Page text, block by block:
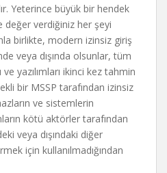
Yeterince büyük bir hendek
verdiğiniz her şeyi
birlikte, modern izinsiz giriş
veya dışında olsunlar, tüm
yazılımları ikinci kez tahmin
bir MSSP tarafından izinsiz
ve sistemlerin
kötü aktörler tarafından
veya dışındaki diğer
için kullanılmadığından